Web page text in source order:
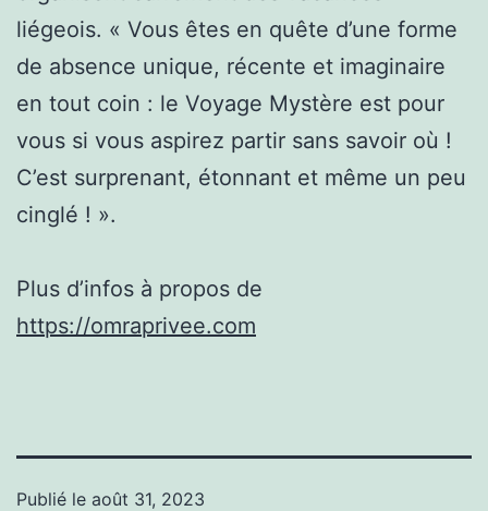
liégeois. « Vous êtes en quête d’une forme
de absence unique, récente et imaginaire
en tout coin : le Voyage Mystère est pour
vous si vous aspirez partir sans savoir où !
C’est surprenant, étonnant et même un peu
cinglé ! ».
Plus d’infos à propos de
https://omraprivee.com
Publié le août 31, 2023